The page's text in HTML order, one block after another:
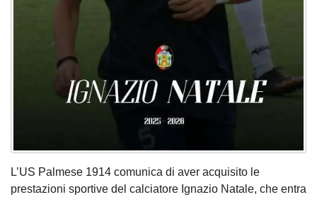
L’US Palmese 1914 comunica di aver acquisito le
prestazioni sportive del calciatore Ignazio Natale, che entra